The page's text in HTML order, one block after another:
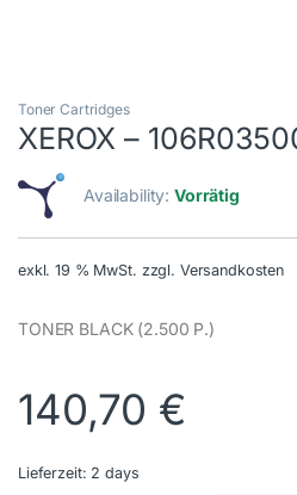
Toner Cartridges
XEROX –
Availability:Vorrätig
exkl. 19 % MwSt. zzgl. Versandkosten
TONER BLACK (2.500 P.)
140,70 €
Lieferzeit: 2 days